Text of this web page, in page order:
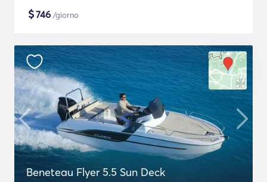
$746 /giorno
Beneteau Flyer 5.5 Sun Deck